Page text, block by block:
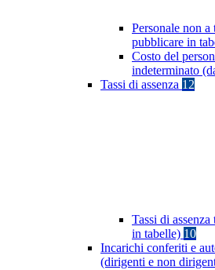
Personale non
pubblicare in
Costo del
indeterminato
Tassi di assenza 12
Tassi di
in tabelle) 10
Incarichi conferiti e
(dirigenti e non